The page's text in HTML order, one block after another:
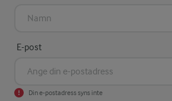
E-post
Din e-postadress syns inte